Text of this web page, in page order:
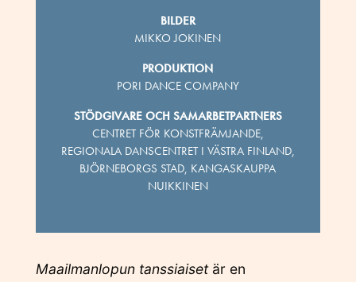
BILDER
MIKKO JOKINEN
PRODUKTION
PORI DANCE COMPANY
STÖDGIVARE OCH SAMARBETPARTNERS
CENTRET FÖR KONSTFRÄMJANDE,
REGIONALA DANSCENTRET I VÄSTRA FINLAND,
BJÖRNEBORGS STAD, KANGASKAUPPA
NUIKKINEN
Maailmanlopun tanssiaisetär en